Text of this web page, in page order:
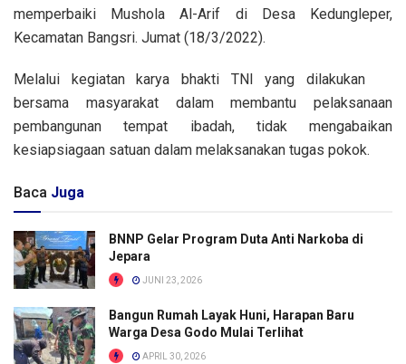
memperbaiki Mushola Al-Arif di Desa Kedungleper,
Kecamatan Bangsri. Jumat (18/3/2022).
Melalui kegiatan karya bhakti TNI yang dilakukan
bersama masyarakat dalam membantu pelaksanaan
pembangunan tempat ibadah, tidak mengabaikan
kesiapsiagaan satuan dalam melaksanakan tugas pokok.
Baca Juga
BNNP Gelar Program Duta Anti Narkoba di
Jepara
JUNI 23, 2026
Bangun Rumah Layak Huni, Harapan Baru
Warga Desa Godo Mulai Terlihat
APRIL 30, 2026